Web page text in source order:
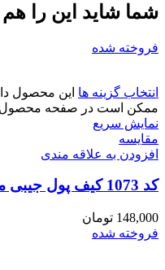
شما شاید این را
فروخته شده
انتخاب گزینه ها این محصول
ممکن است در صفحه محصول
نمایش سریع
مقايسه
افزودن به علاقه مندی
کد 1073 کیف پول جیبی مونت بلانک
148,000 تومان
فروخته شده